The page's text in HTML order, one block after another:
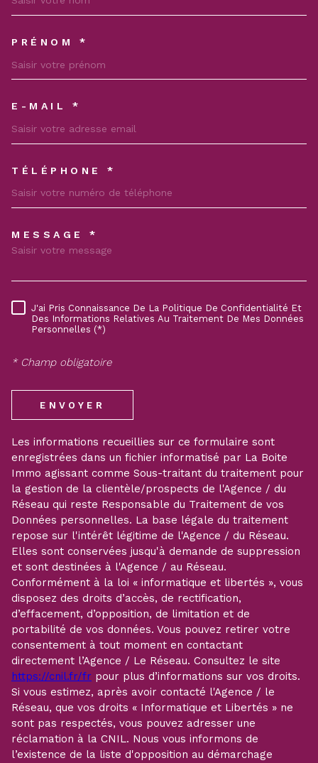
PRÉNOM *
E-MAIL *
TÉLÉPHONE *
MESSAGE *
RÈGLEMENTATION
J'ai Pris Connaissance De La Politique De Confidentialité Et
Des Informations Relatives Au Traitement De Mes Données
Personnelles (*)
* Champ obligatoire
ENVOYER
Les informations recueillies sur ce formulaire sont
enregistrées dans un fichier informatisé par La Boite
Immo agissant comme Sous-traitant du traitement pour
la gestion de la clientèle/prospects de l'Agence / du
Réseau qui reste Responsable du Traitement de vos
Données personnelles. La base légale du traitement
repose sur l'intérêt légitime de l'Agence / du Réseau.
Elles sont conservées jusqu'à demande de suppression
et sont destinées à l'Agence / au Réseau.
Conformément à la loi « informatique et libertés », vous
disposez des droits d’accès, de rectification,
d’effacement, d’opposition, de limitation et de
portabilité de vos données. Vous pouvez retirer votre
consentement à tout moment en contactant
directement l’Agence / Le Réseau. Consultez le site
https://cnil.fr/fr pour plus d’informations sur vos droits.
Si vous estimez, après avoir contacté l'Agence / le
Réseau, que vos droits « Informatique et Libertés » ne
sont pas respectés, vous pouvez adresser une
réclamation à la CNIL. Nous vous informons de
l’existence de la liste d'opposition au démarchage